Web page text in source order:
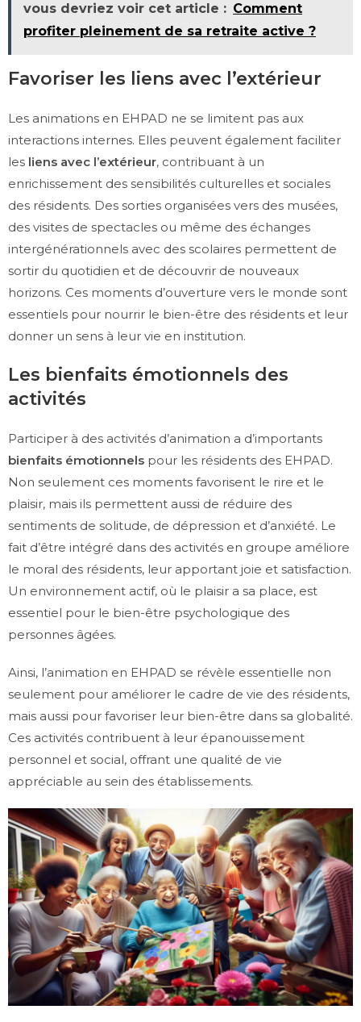
vous devriez voir cet article : Comment
profiter pleinement de sa retraite active ?
Favoriser les liens avec l’extérieur
Les animations en EHPAD ne se limitent pas aux
interactions internes. Elles peuvent également faciliter
les liens avec l’extérieur, contribuant à un
enrichissement des sensibilités culturelles et sociales
des résidents. Des sorties organisées vers des musées,
des visites de spectacles ou même des échanges
intergénérationnels avec des scolaires permettent de
sortir du quotidien et de découvrir de nouveaux
horizons. Ces moments d’ouverture vers le monde sont
essentiels pour nourrir le bien-être des résidents et leur
donner un sens à leur vie en institution.
Les bienfaits émotionnels des
activités
Participer à des activités d’animation a d’importants
bienfaits émotionnels pour les résidents des EHPAD.
Non seulement ces moments favorisent le rire et le
plaisir, mais ils permettent aussi de réduire des
sentiments de solitude, de dépression et d’anxiété. Le
fait d’être intégré dans des activités en groupe améliore
le moral des résidents, leur apportant joie et satisfaction.
Un environnement actif, où le plaisir a sa place, est
essentiel pour le bien-être psychologique des
personnes âgées.
Ainsi, l’animation en EHPAD se révèle essentielle non
seulement pour améliorer le cadre de vie des résidents,
mais aussi pour favoriser leur bien-être dans sa globalité.
Ces activités contribuent à leur épanouissement
personnel et social, offrant une qualité de vie
appréciable au sein des établissements.